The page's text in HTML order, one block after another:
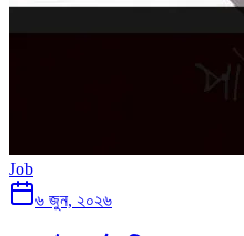
Job
৬ জুন, ২০২৬